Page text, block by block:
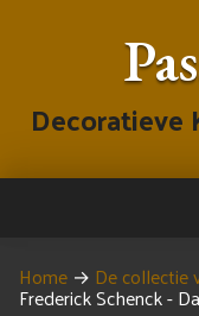
Decoratieve
Home → De collectie
Frederick Schenck -